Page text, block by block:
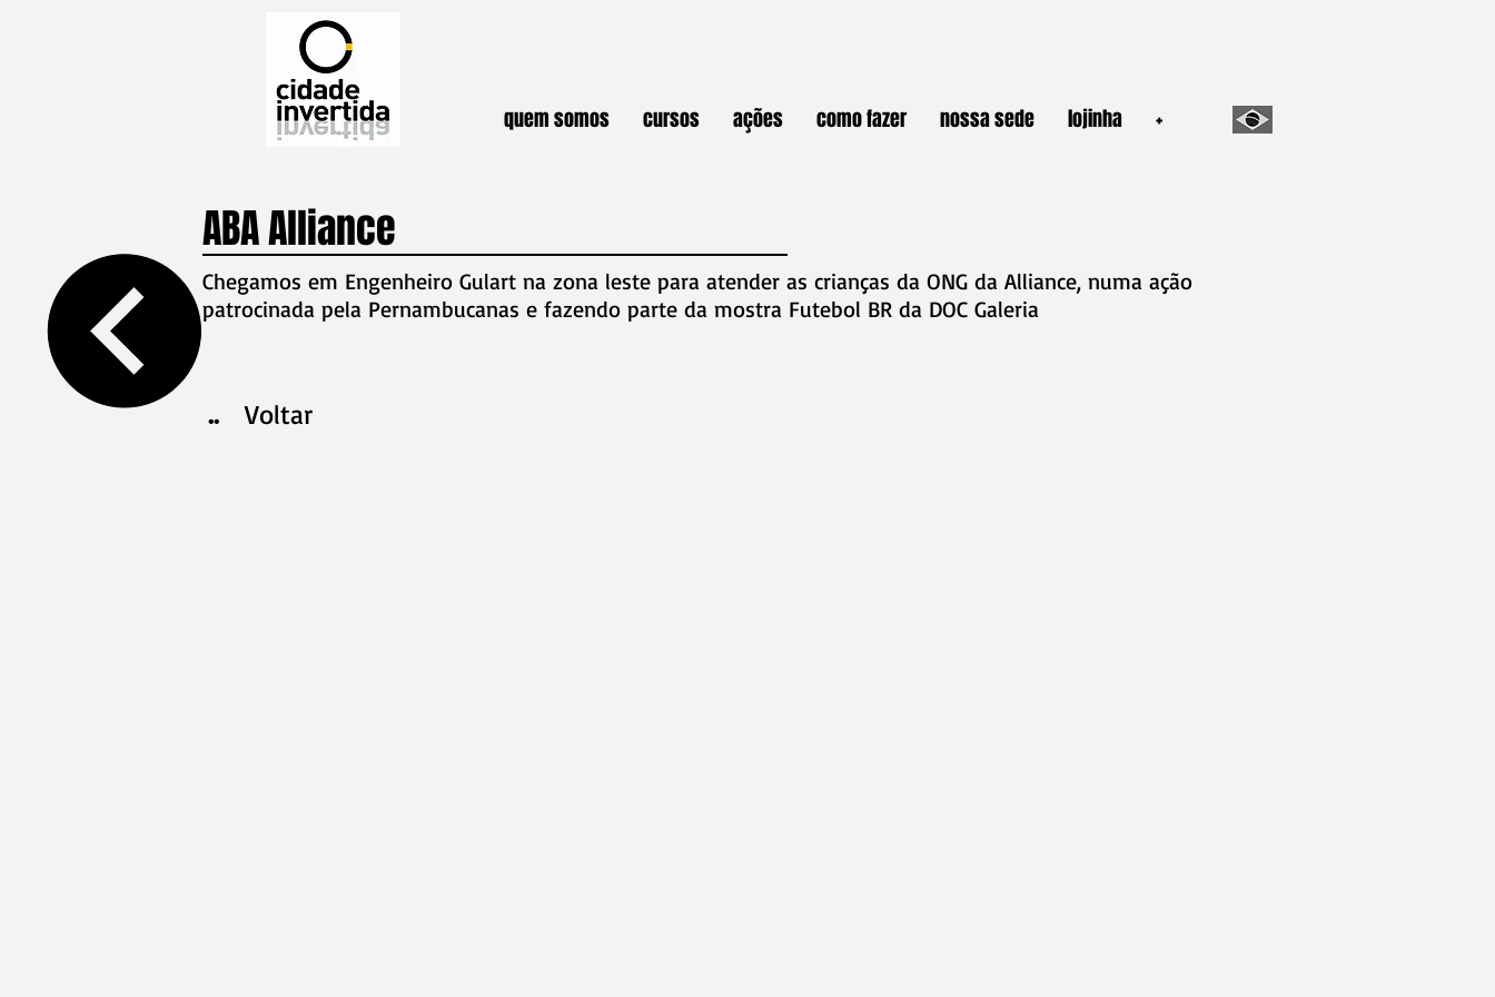
quem somos cursos ações como fazer nossa sede lojinha +
ABA Alliance
Chegamos em Engenheiro Gulart na zona leste para atender as crianças da ONG da Alliance, numa ação
patrocinada pela Pernambucanas e fazendo parte da mostra Futebol BR da DOC Galeria
.. Voltar